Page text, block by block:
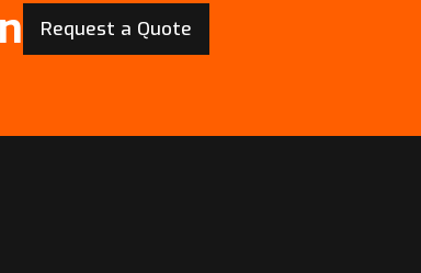
Request a Quote